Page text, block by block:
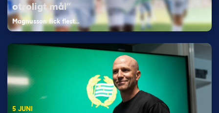
otroligt mål”
Magnusson fick flest…
5 JUNI